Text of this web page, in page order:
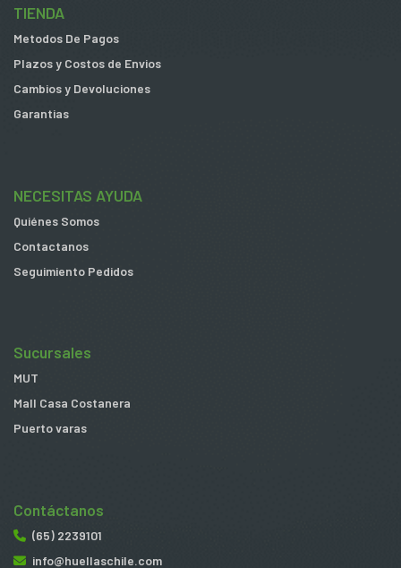
TIENDA
Metodos De Pagos
Plazos y Costos de Envios
Cambios y Devoluciones
Garantias
NECESITAS AYUDA
Quiénes Somos
Contactanos
Seguimiento Pedidos
Sucursales
MUT
Mall Casa Costanera
Puerto varas
Contáctanos
(65) 2239101
info@huellaschile.com